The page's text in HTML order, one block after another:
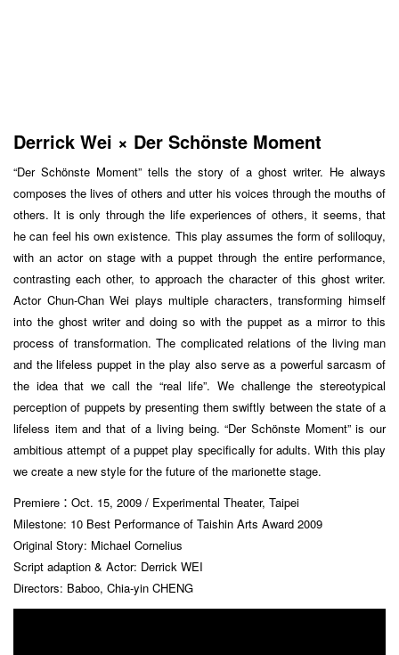
Derrick Wei × Der Schönste Moment
“Der Schönste Moment” tells the story of a ghost writer. He always
composes the lives of others and utter his voices through the mouths of
others. It is only through the life experiences of others, it seems, that
he can feel his own existence. This play assumes the form of soliloquy,
with an actor on stage with a puppet through the entire performance,
contrasting each other, to approach the character of this ghost writer.
Actor Chun-Chan Wei plays multiple characters, transforming himself
into the ghost writer and doing so with the puppet as a mirror to this
process of transformation. The complicated relations of the living man
and the lifeless puppet in the play also serve as a powerful sarcasm of
the idea that we call the “real life”. We challenge the stereotypical
perception of puppets by presenting them swiftly between the state of a
lifeless item and that of a living being. “Der Schönste Moment” is our
ambitious attempt of a puppet play specifically for adults. With this play
we create a new style for the future of the marionette stage.
Premiere：Oct. 15, 2009 / Experimental Theater, Taipei
Milestone: 10 Best Performance of Taishin Arts Award 2009
Original Story: Michael Cornelius
Script adaption & Actor: Derrick WEI
Directors: Baboo, Chia-yin CHENG